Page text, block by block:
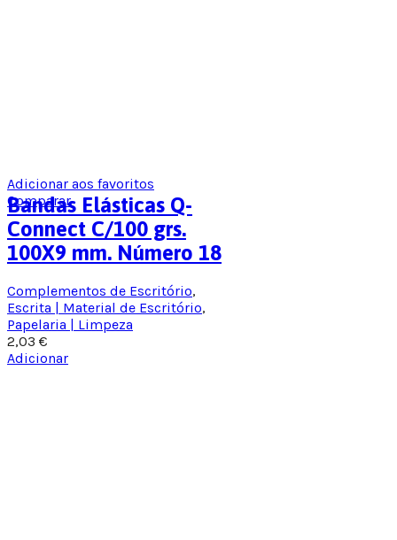
Adicionar aos favoritos
Comparar
Bandas Elásticas Q-
Connect C/100 grs.
100X9 mm. Número 18
Complementos de Escritório,
Escrita | Material de Escritório,
Papelaria | Limpeza
2,03 €
Adicionar